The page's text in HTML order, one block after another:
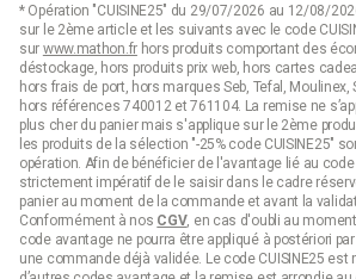
* Opération "CUISINE25" du 29/07/2026 au 12/08/
sur le 2ème article et les suivants avec le code
sur www.mathon.frhors produits comportant des
déstockage, hors produits prix web, hors cartes
hors frais de port, hors marques Seb, Tefal, Moulinex,
hors références 740012 et 761104. La remise ne
plus cher du panier mais s'applique sur le 2ème
les produits de la sélection "-25% code CUISINE25"
opération. Afin de bénéficier de l'avantage lié au code
strictement impératif de le saisir dans le cadre
panier au moment de la commande et avant la
Conformément à nos CGV, en cas d'oubli au
code avantage ne pourra être appliqué à postériori
une commande déjà validée. Le code CUISINE25 est